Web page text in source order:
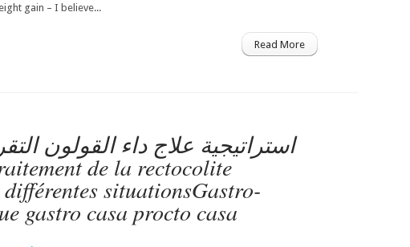
gain – I believe...
Read More
استراتيجية علاج داء القولون
situationsGastro-
gastro casa procto casa